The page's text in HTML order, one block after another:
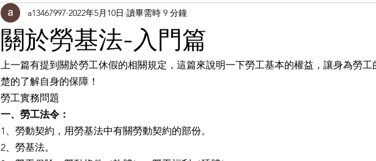
關於勞基法-入門篇
a13467997 2022年5月10日 讀畢需時 9 分鐘
上一篇有提到關於勞工休假的相關規定，這篇來說明一下勞工基本的權益，讓身為勞工
楚的了解自身的保障！
勞工實務問題
一、勞工法令：
1、勞動契約，用勞基法中有關勞動契約的部份。
2、勞基法。